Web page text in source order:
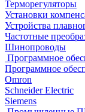
Терморегуляторы
Установки
Устройства
Частотные
Шинопроводы
Программное
Программное
Omron
Schneider Electric
Siemens